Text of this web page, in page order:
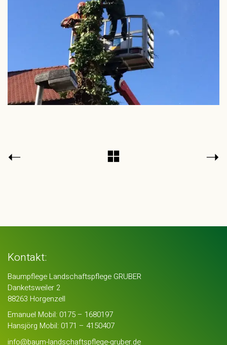
Kontakt:
Baumpflege Landschaftspflege GRUBER
Danketsweiler 2
88263 Horgenzell
Emanuel Mobil: 0175 – 1680197
Hansjörg Mobil: 0171 – 4150407
info@baum-landschaftspflege-gruber.de